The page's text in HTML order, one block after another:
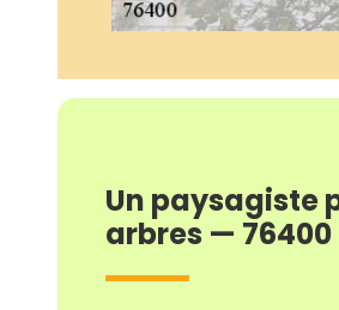
Un paysagiste
arbres — 76400